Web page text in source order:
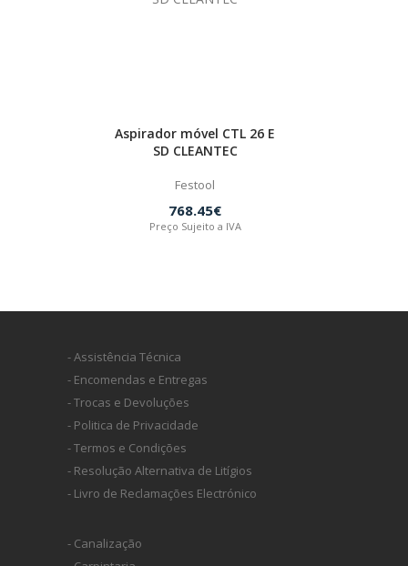
Aspirador móvel CTL 26 E
SD CLEANTEC
Festool
768.45€
Preço Sujeito a IVA
- Assistência Técnica
- Encomendas e Entregas
- Trocas e Devoluções
- Politica de Privacidade
- Termos e Condições
- Resolução Alternativa de Litígios
- Livro de Reclamações Electrónico
- Canalização